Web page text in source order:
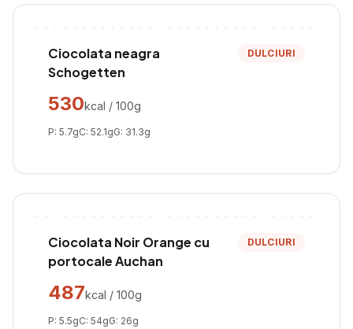
Ciocolata neagra
Schogetten
DULCIURI
530kcal / 100g
P: 5.7gC: 52.1gG: 31.3g
Ciocolata Noir Orange cu
portocale Auchan
DULCIURI
487kcal / 100g
P: 5.5gC: 54gG: 26g